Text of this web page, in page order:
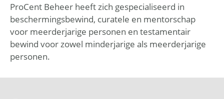
ProCent Beheer heeft zich gespecialiseerd in
beschermingsbewind, curatele en mentorschap
voor meerderjarige personen en testamentair
bewind voor zowel minderjarige als meerderjarige
personen.